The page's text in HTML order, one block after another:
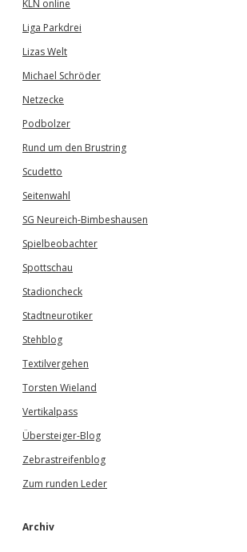
KLN online
Liga Parkdrei
Lizas Welt
Michael Schröder
Netzecke
Podbolzer
Rund um den Brustring
Scudetto
Seitenwahl
SG Neureich-Bimbeshausen
Spielbeobachter
Spottschau
Stadioncheck
Stadtneurotiker
Stehblog
Textilvergehen
Torsten Wieland
Vertikalpass
Übersteiger-Blog
Zebrastreifenblog
Zum runden Leder
Archiv